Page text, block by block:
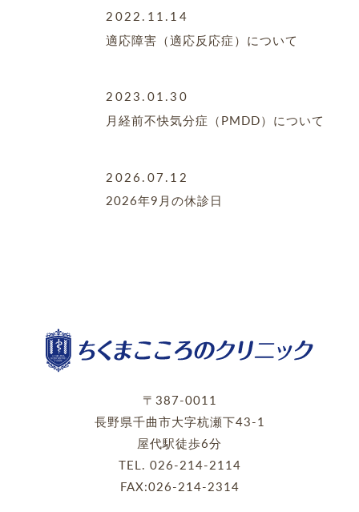
2022.11.14
適応障害（適応反応症）について
2023.01.30
月経前不快気分症（PMDD）について
2026.07.12
2026年9月の休診日
〒387-0011
長野県千曲市大字杭瀬下43-1
屋代駅徒歩6分
TEL. 026-214-2114
FAX:026-214-2314